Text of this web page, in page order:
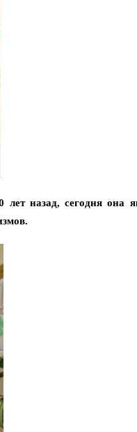
назад, сегодня